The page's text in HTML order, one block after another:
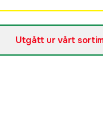
Utgått ur vårt